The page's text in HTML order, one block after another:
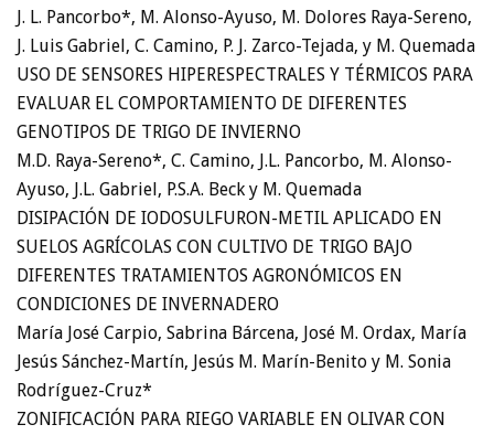
J. L. Pancorbo*, M. Alonso-Ayuso, M. Dolores Raya-Sereno,
J. Luis Gabriel, C. Camino, P. J. Zarco-Tejada, y M. Quemada
USO DE SENSORES HIPERESPECTRALES Y TÉRMICOS PARA
EVALUAR EL COMPORTAMIENTO DE DIFERENTES
GENOTIPOS DE TRIGO DE INVIERNO
M.D. Raya-Sereno*, C. Camino, J.L. Pancorbo, M. Alonso-
Ayuso, J.L. Gabriel, P.S.A. Beck y M. Quemada
DISIPACIÓN DE IODOSULFURON-METIL APLICADO EN
SUELOS AGRÍCOLAS CON CULTIVO DE TRIGO BAJO
DIFERENTES TRATAMIENTOS AGRONÓMICOS EN
CONDICIONES DE INVERNADERO
María José Carpio, Sabrina Bárcena, José M. Ordax, María
Jesús Sánchez-Martín, Jesús M. Marín-Benito y M. Sonia
Rodríguez-Cruz*
ZONIFICACIÓN PARA RIEGO VARIABLE EN OLIVAR CON